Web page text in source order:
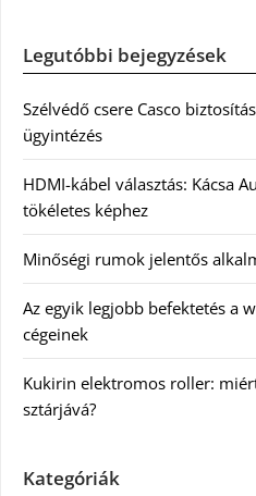
Legutóbbi bejegyzések
Szélvédő csere Casco
ügyintézés
HDMI-kábel választás: Kácsa
tökéletes képhez
Minőségi rumok jelentős
Az egyik legjobb befektetés a
cégeinek
Kukirin elektromos roller:
sztárjává?
Kategóriák